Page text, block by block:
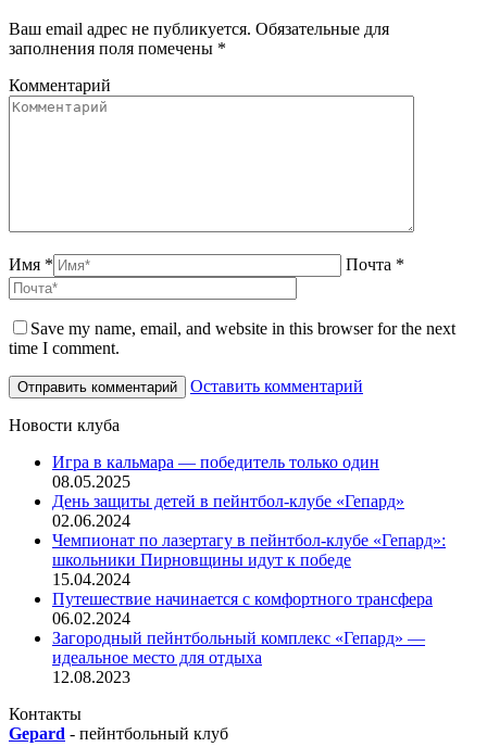
Ваш email адрес не публикуется. Обязательные для
заполнения поля помечены *
Комментарий
Имя * Почта *
Save my name, email, and website in this browser for the next
time I comment.
Оставить комментарий
Новости клуба
Игра в кальмара — победитель только один
08.05.2025
День защиты детей в пейнтбол-клубе «Гепард»
02.06.2024
Чемпионат по лазертагу в пейнтбол-клубе «Гепард»:
школьники Пирновщины идут к победе
15.04.2024
Путешествие начинается с комфортного трансфера
06.02.2024
Загородный пейнтбольный комплекс «Гепард» —
идеальное место для отдыха
12.08.2023
Контакты
Gepard - пейнтбольный клуб